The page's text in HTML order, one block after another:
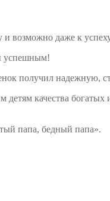
и возможно даже к
успешным!
получил надежную,
детям качества
папа, бедный папа».